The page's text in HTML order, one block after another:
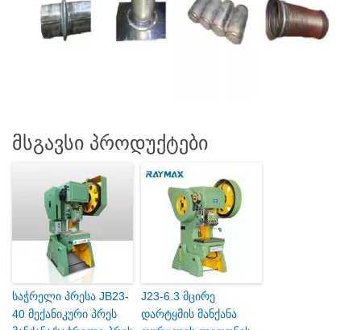
მსგავსი პროდუქტები
საჭრელი პრესა JB23-
40 მექანიკური პრეს
J23-6.3 მცირე
დარტყმის მანქანა